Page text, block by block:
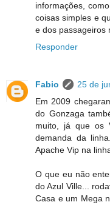
informações,
coisas simples e
e dos passageiros
Responder
Fabio
25 de
Em 2009
do Gonzaga
muito, já que os
demanda da
Apache Vip na
O que eu não
do Azul Ville...
Casa e um Mega